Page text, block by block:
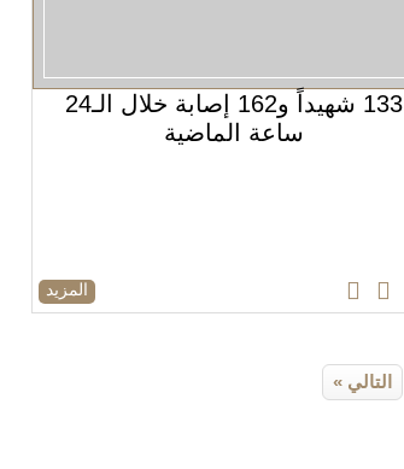
133 شهيداً و162 إصابة خلال الـ24
ساعة الماضية
المزيد
التالي »